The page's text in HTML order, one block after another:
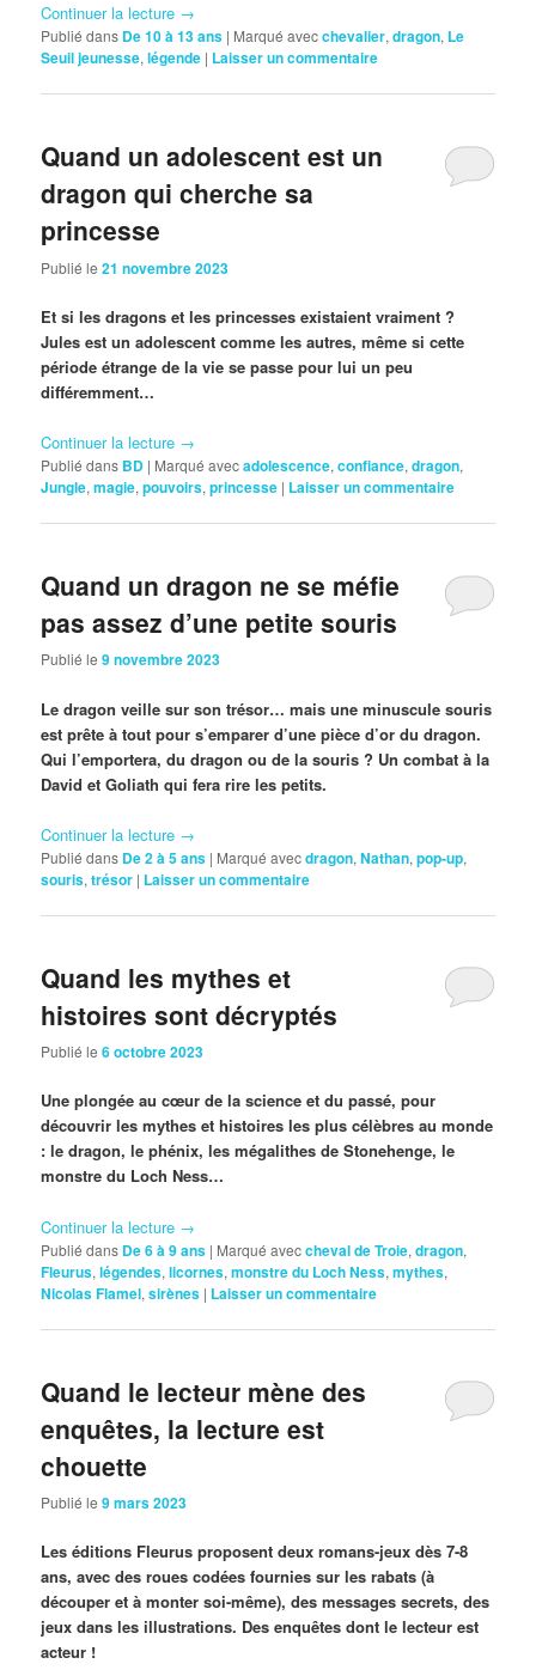
Continuer la lecture →
Publié dans De 10 à 13 ans | Marqué avecchevalier,dragon, Le
Seuil jeunesse,légende | Laisser un commentaire
Quand un adolescent est un
dragon qui cherche sa
princesse
Publié le21 novembre 2023
Et si les dragons et les princesses existaient vraiment ?
Jules est un adolescent comme les autres, même si cette
période étrange de la vie se passe pour lui un peu
différemment…
Continuer la lecture →
Publié dans BD | Marqué avecadolescence,confiance,dragon,
Jungle,magie,pouvoirs,princesse | Laisser un commentaire
Quand un dragon ne se méfie
pas assez d’une petite souris
Publié le9 novembre 2023
Le dragon veille sur son trésor… mais une minuscule souris
est prête à tout pour s’emparer d’une pièce d’or du dragon.
Qui l’emportera, du dragon ou de la souris ? Un combat à la
David et Goliath qui fera rire les petits.
Continuer la lecture →
Publié dans De 2 à 5 ans | Marqué avecdragon,Nathan,pop-up,
souris,trésor | Laisser un commentaire
Quand les mythes et
histoires sont décryptés
Publié le6 octobre 2023
Une plongée au cœur de la science et du passé, pour
découvrir les mythes et histoires les plus célèbres au monde
: le dragon, le phénix, les mégalithes de Stonehenge, le
monstre du Loch Ness…
Continuer la lecture →
Publié dans De 6 à 9 ans | Marqué aveccheval de Troie,dragon,
Fleurus,légendes,licornes,monstre du Loch Ness,mythes,
Nicolas Flamel,sirènes | Laisser un commentaire
Quand le lecteur mène des
enquêtes, la lecture est
chouette
Publié le9 mars 2023
Les éditions Fleurus proposent deux romans-jeux dès 7-8
ans, avec des roues codées fournies sur les rabats (à
découper et à monter soi-même), des messages secrets, des
jeux dans les illustrations. Des enquêtes dont le lecteur est
acteur !